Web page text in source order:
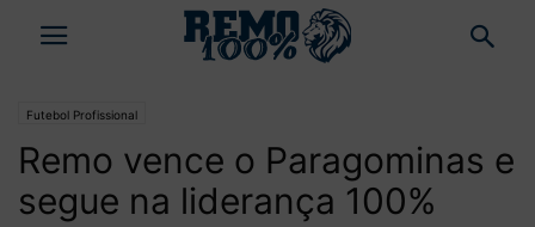
Futebol Profissional
Remo vence o Paragominas e
segue na liderança 100%